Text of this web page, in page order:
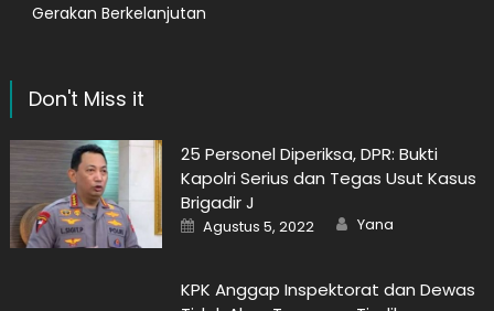
Gerakan Berkelanjutan
Don't Miss it
25 Personel Diperiksa, DPR: Bukti
Kapolri Serius dan Tegas Usut Kasus
Brigadir J
Posted
on
Agustus 5, 2022 Author
Yana
KPK Anggap Inspektorat dan Dewas